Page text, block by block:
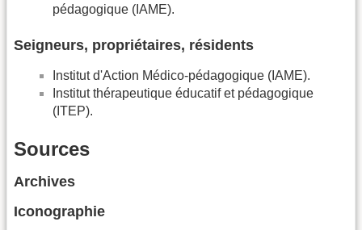
pédagogique (IAME).
Seigneurs, propriétaires, résidents
Institut d'Action Médico-pédagogique (IAME).
Institut thérapeutique éducatif et pédagogique
(ITEP).
Sources
Archives
Iconographie